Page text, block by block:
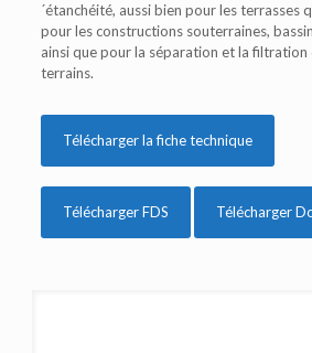
´étanchéité, aussi bien pour les terrasses
pour les constructions souterraines,
ainsi que pour la séparation et la filtration
terrains.
Télécharger la fiche technique
Télécharger FDS Télécharger